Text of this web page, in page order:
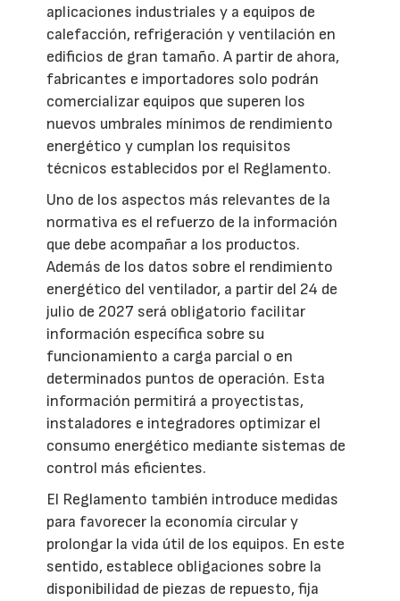
aplicaciones industriales y a equipos de
calefacción, refrigeración y ventilación en
edificios de gran tamaño. A partir de ahora,
fabricantes e importadores solo podrán
comercializar equipos que superen los
nuevos umbrales mínimos de rendimiento
energético y cumplan los requisitos
técnicos establecidos por el Reglamento.
Uno de los aspectos más relevantes de la
normativa es el refuerzo de la información
que debe acompañar a los productos.
Además de los datos sobre el rendimiento
energético del ventilador, a partir del 24 de
julio de 2027 será obligatorio facilitar
información específica sobre su
funcionamiento a carga parcial o en
determinados puntos de operación. Esta
información permitirá a proyectistas,
instaladores e integradores optimizar el
consumo energético mediante sistemas de
control más eficientes.
El Reglamento también introduce medidas
para favorecer la economía circular y
prolongar la vida útil de los equipos. En este
sentido, establece obligaciones sobre la
disponibilidad de piezas de repuesto, fija